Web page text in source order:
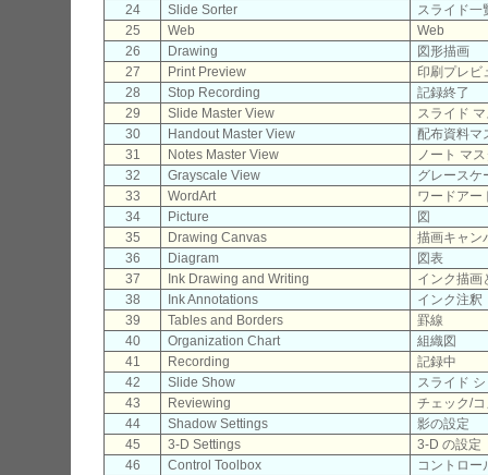
24
Slide Sorter
スライド一
25
Web
Web
26
Drawing
図形描画
27
Print Preview
印刷プレビ
28
Stop Recording
記録終了
29
Slide Master View
スライド
30
Handout Master View
配布資料マ
31
Notes Master View
ノート マ
32
Grayscale View
グレースケ
33
WordArt
ワードアー
34
Picture
図
35
Drawing Canvas
描画キャン
36
Diagram
図表
37
Ink Drawing and Writing
インク描画
38
Ink Annotations
インク注釈
39
Tables and Borders
罫線
40
Organization Chart
組織図
41
Recording
記録中
42
Slide Show
スライド
43
Reviewing
チェック/
44
Shadow Settings
影の設定
45
3-D Settings
3-D の設定
46
Control Toolbox
コントロー